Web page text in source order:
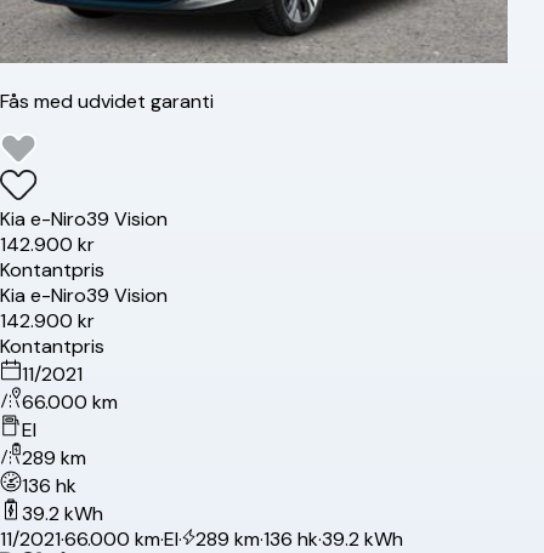
Fås med udvidet garanti
Kiae-Niro39 Vision
142.900 kr
Kontantpris
Kiae-Niro39 Vision
142.900 kr
Kontantpris
11/2021
66.000 km
El
289 km
136 hk
39.2 kWh
11/2021·66.000 km·El· 289 km·136 hk·39.2 kWh